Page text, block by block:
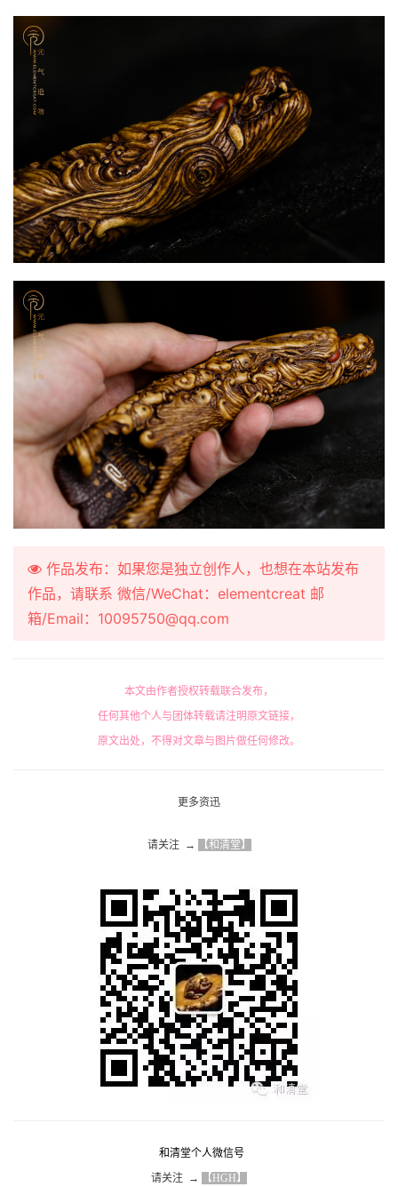
作品发布：如果您是独立创作人，也想在本站发布
作品，请联系 微信/WeChat：elementcreat 邮
箱/Email：10095750@qq.com
本文由作者授权转载联合发布，
任何其他个人与团体转载请注明原文链接，
原文出处，不得对文章与图片做任何修改。
更多资迅
请关注  → 【和清堂】
和清堂个人微信号
请关注  → 【HGH】